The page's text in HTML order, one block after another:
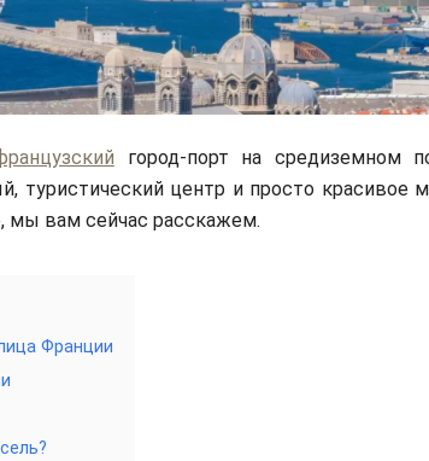
город-порт на средиземном
туристический центр и просто красивое
мы вам сейчас расскажем.
Франции